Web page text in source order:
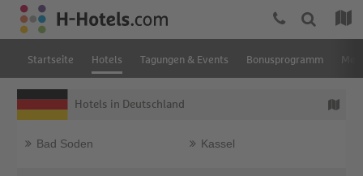
Startseite Hotels Tagungen & Events Bonusprogramm
Hotels in Deutschland
Bad Soden Kassel